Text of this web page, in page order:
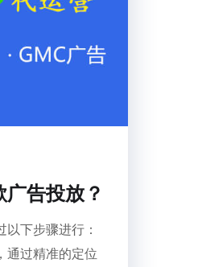
告投放？
下步骤进行：
通过精准的定位